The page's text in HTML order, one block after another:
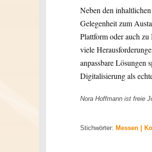
Neben den
Gelegenheit zum
Plattform oder auch
viele
anpassbare Lösungen
Digitalisierung als
Nora Hoffmann ist freie
Stichwörter: Messen |